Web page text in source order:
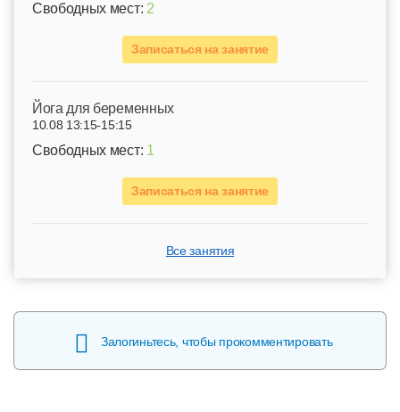
Свободных мест: 2
Записаться на занятие
Йога для беременных
10.08 13:15-15:15
Свободных мест: 1
Записаться на занятие
Все занятия
Залогиньтесь, чтобы прокомментировать